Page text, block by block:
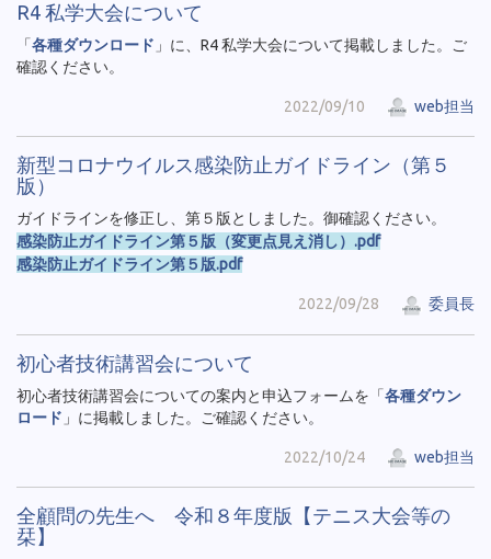
R4 私学大会について
「各種ダウンロード 」に、R4 私学大会について掲載しました。ご
確認ください。
2022/09/10 web担当
新型コロナウイルス感染防止ガイドライン（第５
版）
ガイドラインを修正し、第５版としました。御確認ください。
感染防止ガイドライン第５版（変更点見え消し）.pdf
感染防止ガイドライン第５版.pdf
2022/09/28 委員長
初心者技術講習会について
初心者技術講習会についての案内と申込フォームを「各種ダウン
ロード 」に掲載しました。ご確認ください。
2022/10/24 web担当
全顧問の先生へ 令和８年度版【テニス大会等の
栞】